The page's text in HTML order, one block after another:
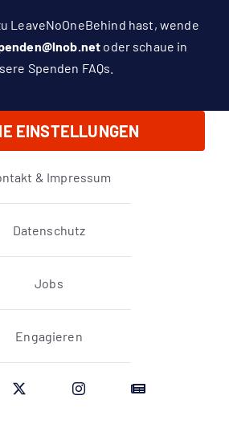
LeaveNoOneBehind hast, wende
oder schaue in
Spenden FAQs
EINSTELLUNGEN
& Impressum
Datenschutz
Jobs
Engagieren